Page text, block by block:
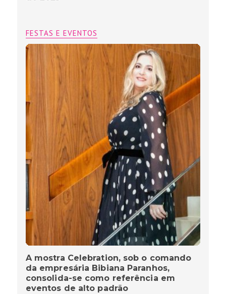
FESTAS E EVENTOS
A mostra Celebration, sob o comando
da empresária Bibiana Paranhos,
consolida-se como referência em
eventos de alto padrão